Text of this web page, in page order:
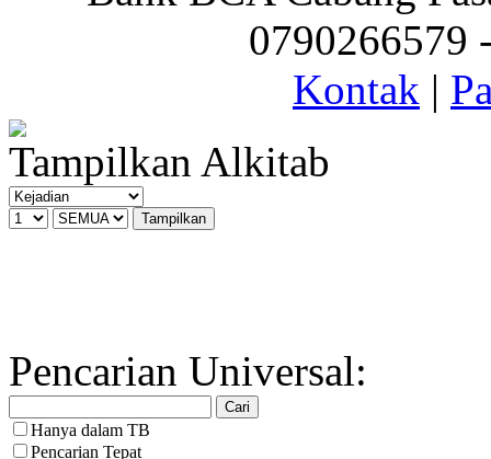
0790266579
Kontak |
Tampilkan Alkitab
Pencarian Universal:
Hanya dalam TB
Pencarian Tepat